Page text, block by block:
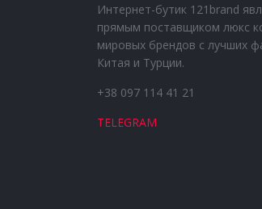
Интернет-бутик 121brand
прямым поставщиком люкс
мировых брендов с лучших
Китая и Турции.
+38 097 114 41 21
TELEGRAM